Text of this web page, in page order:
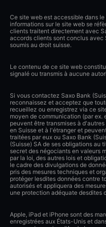
Ce site web est accessible dans
informations sur le site web se
clients traitent directement avec
accords clients sont conclus avec
soumis au droit suisse.
Le contenu de ce site web
signalé ou transmis à aucune
Si vous contactez Saxo Bank
reconnaissez et acceptez que
recueillez ou enregistrez via ce
moyen de communication (par ex.
peuvent être transmises à
en Suisse et à l'étranger et
traitées par eux ou Saxo Bank
(Suisse) SA de ses obligations au
secret des négociants en valeurs
par la loi, des autres lois et
le cadre des divulgations de
pris des mesures techniques et
protéger lesdites données contre
autorisés et appliquera des
une protection adéquate desdites
Apple, iPad et iPhone sont des
enregistrées aux États-Unis et